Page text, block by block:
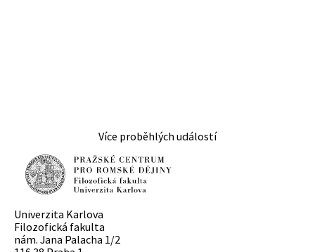
Více proběhlých událostí
Univerzita Karlova
Filozofická fakulta
nám. Jana Palacha 1/2